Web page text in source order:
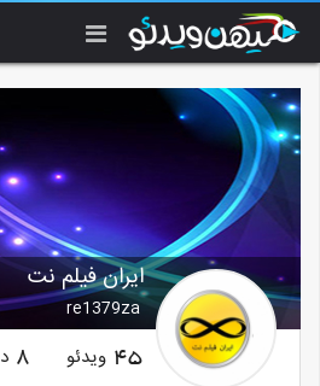
ایران فیلم نت
re1379za
45 ویدئو 8